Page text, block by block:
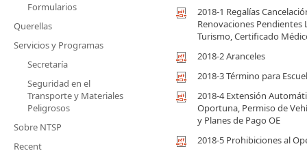
Formularios
Querellas
Servicios y Programas
Secretaría
Seguridad en el
Transporte y Materiales
Peligrosos
Sobre NTSP
Recent
2018-1 Regalías
Renovaciones Pendientes
Turismo, Certificado
2018-2 Aranceles
2018-3 Término para
2018-4 Extensión
Oportuna, Permiso de
y Planes de Pago OE
2018-5 Prohibiciones al